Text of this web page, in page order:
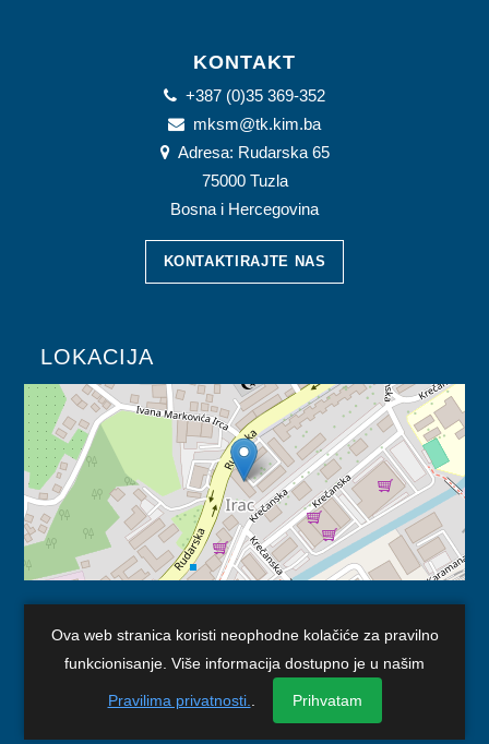
KONTAKT
+387 (0)35 369-352
mksm@tk.kim.ba
Adresa: Rudarska 65
75000 Tuzla
Bosna i Hercegovina
KONTAKTIRAJTE NAS
LOKACIJA
Vlada TK
Skupština TK
Ova web stranica koristi neophodne kolačiće za pravilno
funkcionisanje. Više informacija dostupno je u našim
Pravilima privatnosti.. Prihvatam
VIJEĆA MLADIH NA PODRUČJU TK
OMLADINSKE ORGANIZACIJE
OBRASCI
JAVNE NABAVKE
OSTALO
ZAŠTITA LIČNIH PODATKAKA
SLOBODA PRISTUPA INFORMACIJAMA
ARHIVA